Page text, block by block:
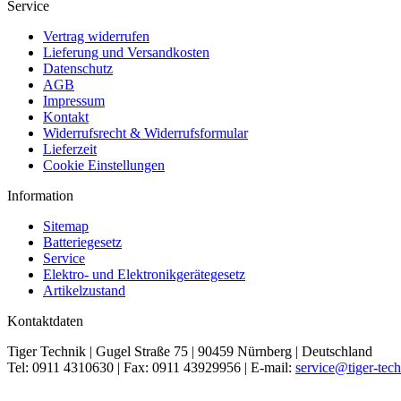
Service
Vertrag widerrufen
Lieferung und Versandkosten
Datenschutz
AGB
Impressum
Kontakt
Widerrufsrecht & Widerrufsformular
Lieferzeit
Cookie Einstellungen
Information
Sitemap
Batteriegesetz
Service
Elektro- und Elektronikgerätegesetz
Artikelzustand
Kontaktdaten
Tiger Technik | Gugel Straße 75 | 90459 Nürnberg | Deutschland
Tel: 0911 4310630 | Fax: 0911 43929956 | E-mail: service@tiger-